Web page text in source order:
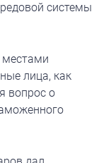
системы
местами
лица, как
вопрос о